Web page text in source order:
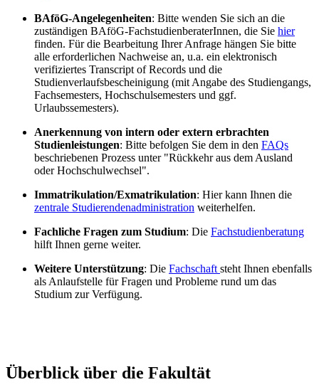
BAföG-Angelegenheiten: Bitte wenden Sie sich an die
zuständigen BAföG-FachstudienberaterInnen, die Sie hier
finden. Für die Bearbeitung Ihrer Anfrage hängen Sie bitte
alle erforderlichen Nachweise an, u.a. ein elektronisch
verifiziertes Transcript of Records und die
Studienverlaufsbescheinigung (mit Angabe des Studiengangs,
Fachsemesters, Hochschulsemesters und ggf.
Urlaubssemesters).
Anerkennung von intern oder extern erbrachten
Studienleistungen: Bitte befolgen Sie dem in den FAQs
beschriebenen Prozess unter "Rückkehr aus dem Ausland
oder Hochschulwechsel".
Immatrikulation/Exmatrikulation: Hier kann Ihnen die
zentrale Studierendenadministration weiterhelfen.
Fachliche Fragen zum Studium: Die Fachstudienberatung
hilft Ihnen gerne weiter.
Weitere Unterstützung: Die Fachschaft steht Ihnen ebenfalls
als Anlaufstelle für Fragen und Probleme rund um das
Studium zur Verfügung.
Überblick über die Fakultät